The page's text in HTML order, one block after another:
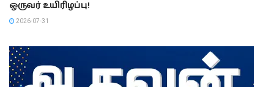
ஒருவர் உயிரிழப்பு!
2026-07-31